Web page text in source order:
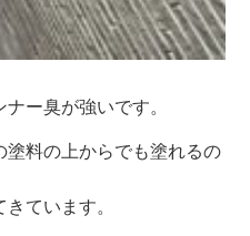
ー臭が強いです。
塗料の上からでも塗れるの
ています。